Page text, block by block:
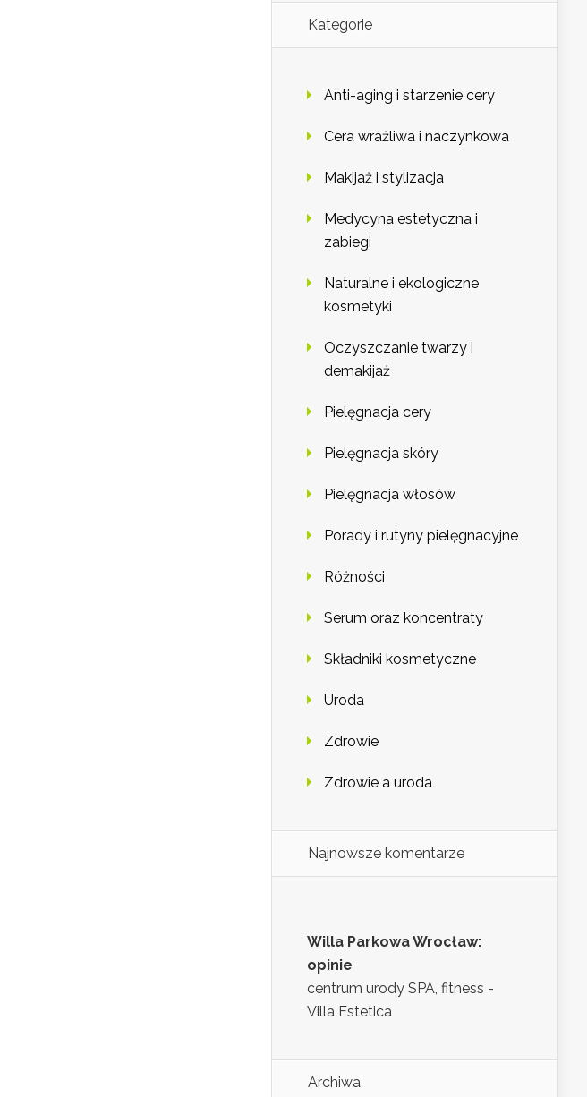
Kategorie
Anti-aging i starzenie cery
Cera wrażliwa i naczynkowa
Makijaż i stylizacja
Medycyna estetyczna i
zabiegi
Naturalne i ekologiczne
kosmetyki
Oczyszczanie twarzy i
demakijaż
Pielęgnacja cery
Pielęgnacja skóry
Pielęgnacja włosów
Porady i rutyny pielęgnacyjne
Różności
Serum oraz koncentraty
Składniki kosmetyczne
Uroda
Zdrowie
Zdrowie a uroda
Najnowsze komentarze
Willa Parkowa Wrocław:
opinie
centrum urody SPA, fitness -
Villa Estetica
Archiwa